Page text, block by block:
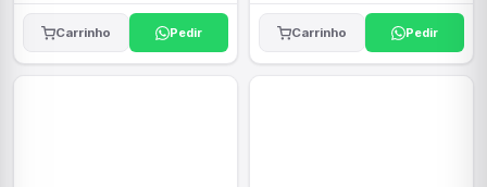
Carrinho Pedir Carrinho Pedir